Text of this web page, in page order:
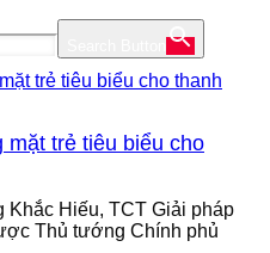
trẻ tiêu biểu cho
Khắc Hiếu, TCT Giải pháp
Thủ tướng Chính phủ